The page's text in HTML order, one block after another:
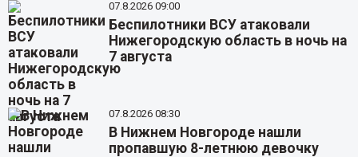
07.8.2026 09:00
Беспилотники ВСУ атаковали
Нижегородскую область в ночь на
7 августа
07.8.2026 08:30
В Нижнем Новгороде нашли
пропавшую 8-летнюю девочку